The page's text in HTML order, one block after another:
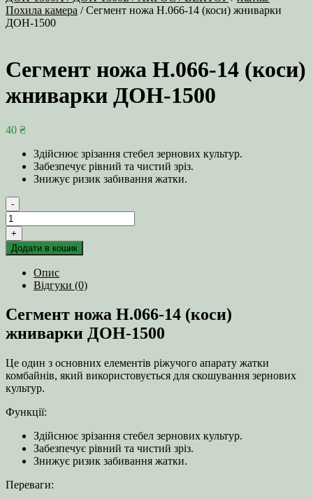
Похила камера / Сегмент ножа Н.066-14 (коси) жниварки
ДОН-1500
Сегмент ножа Н.066-14 (коси)
жниварки ДОН-1500
40 ₴
Здійснює зрізання стебел зернових культур.
Забезпечує рівний та чистий зріз.
Знижує ризик забивання жатки.
-
Сегмент
ножа
Н.066-
14
жниварки
ДОН-1500
+
Додати в кошик
Опис
Відгуки (0)
Сегмент ножа Н.066-14 (коси)
жниварки ДОН-1500
Це один з основних елементів ріжучого апарату жатки
комбайнів, який використовується для скошування зернових
культур.
Функції:
Здійснює зрізання стебел зернових культур.
Забезпечує рівний та чистий зріз.
Знижує ризик забивання жатки.
Переваги: